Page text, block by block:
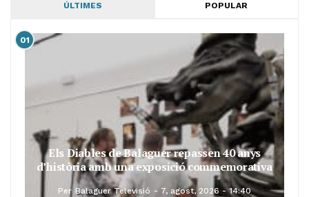
ÚLTIMES POPULAR
01
Els Diables de Balaguer repassen 40 anys
d’història amb una exposició commemorativa
Per Balaguer Televisió 7, agost, 2026 - 14:40